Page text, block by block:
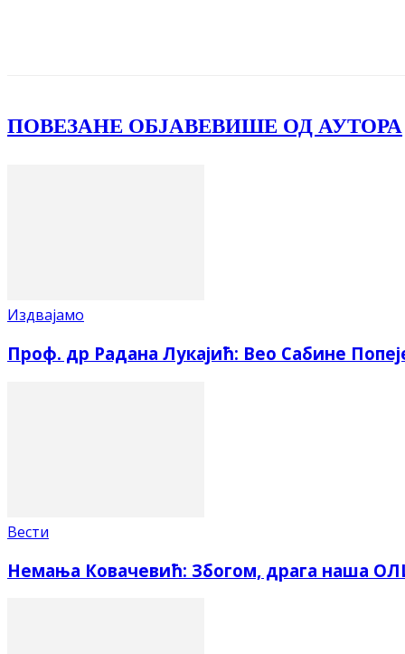
ПОВЕЗАНЕ ОБЈАВЕВИШЕ ОД АУТОРА
Издвајамо
Проф. др Радана Лукајић: Вео Сабине
Вести
Немања Ковачевић: Збогом, драга наша